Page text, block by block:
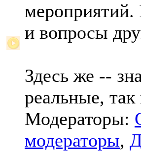
мероприятий.
и вопросы
Здесь же --
реальные,
Модераторы:
модераторы,